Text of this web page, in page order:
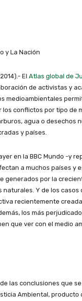
y La Nación
El Atlas global de
de activistas y
medioambientales
los conflictos por tipo de
agua o desechos
y países.
en la BBC Mundo -y
a muchos países y
generados por la
naturales. Y de los casos
recientemente
los más
que ver con el medio
las conclusiones que
Ambiental, producto